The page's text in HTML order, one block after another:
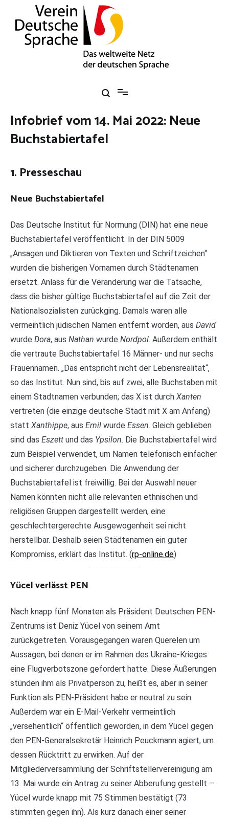
springen
Infobrief vom 14. Mai 2022: Neue
Buchstabiertafel
1. Presseschau
Neue Buchstabiertafel
Das Deutsche Institut für Normung (DIN) hat eine neue
Buchstabiertafel veröffentlicht. In der DIN 5009
„Ansagen und Diktieren von Texten und Schriftzeichen“
wurden die bisherigen Vornamen durch Städtenamen
ersetzt. Anlass für die Veränderung war die Tatsache,
dass die bisher gültige Buchstabiertafel auf die Zeit der
Nationalsozialisten zurückging. Damals waren alle
vermeintlich jüdischen Namen entfernt worden, aus David
wurde Dora, aus Nathan wurde Nordpol. Außerdem enthält
die vertraute Buchstabiertafel 16 Männer- und nur sechs
Frauennamen. „Das entspricht nicht der Lebensrealität“,
so das Institut. Nun sind, bis auf zwei, alle Buchstaben mit
einem Stadtnamen verbunden; das X ist durch Xanten
vertreten (die einzige deutsche Stadt mit X am Anfang)
statt Xanthippe, aus Emil wurde Essen. Gleich geblieben
sind das Eszett und das Ypsilon. Die Buchstabiertafel wird
zum Beispiel verwendet, um Namen telefonisch einfacher
und sicherer durchzugeben. Die Anwendung der
Buchstabiertafel ist freiwillig. Bei der Auswahl neuer
Namen könnten nicht alle relevanten ethnischen und
religiösen Gruppen dargestellt werden, eine
geschlechtergerechte Ausgewogenheit sei nicht
herstellbar. Deshalb seien Städtenamen ein guter
Kompromiss, erklärt das Institut. (rp-online.de)
Yücel verlässt PEN
Nach knapp fünf Monaten als Präsident Deutschen PEN-
Zentrums ist Deniz Yücel von seinem Amt
zurückgetreten. Vorausgegangen waren Querelen um
Aussagen, bei denen er im Rahmen des Ukraine-Krieges
eine Flugverbotszone gefordert hatte. Diese Äußerungen
stünden ihm als Privatperson zu, heißt es, aber in seiner
Funktion als PEN-Präsident habe er neutral zu sein.
Außerdem war ein E-Mail-Verkehr vermeintlich
„versehentlich“ öffentlich geworden, in dem Yücel gegen
den PEN-Generalsekretär Heinrich Peuckmann agiert, um
dessen Rücktritt zu erwirken. Auf der
Mitgliederversammlung der Schriftstellervereinigung am
13. Mai wurde ein Antrag zu seiner Abberufung gestellt –
Yücel wurde knapp mit 75 Stimmen bestätigt (73
stimmten gegen ihn). Als kurz danach einer seiner